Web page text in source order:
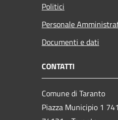
Politici
Personale
Documenti e dati
CONTATTI
Comune di Taranto
Piazza Municipio 1